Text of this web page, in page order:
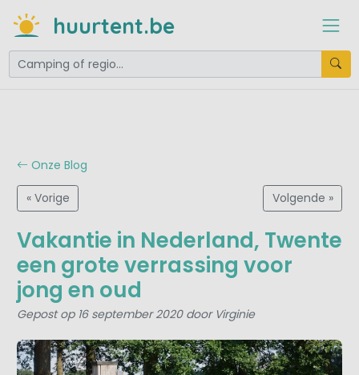
huurtent.be
Onze Blog
« Vorige Volgende »
Vakantie in Nederland, Twente
een grote verrassing voor
jong en oud
Gepost op 16 september 2020 door Virginie